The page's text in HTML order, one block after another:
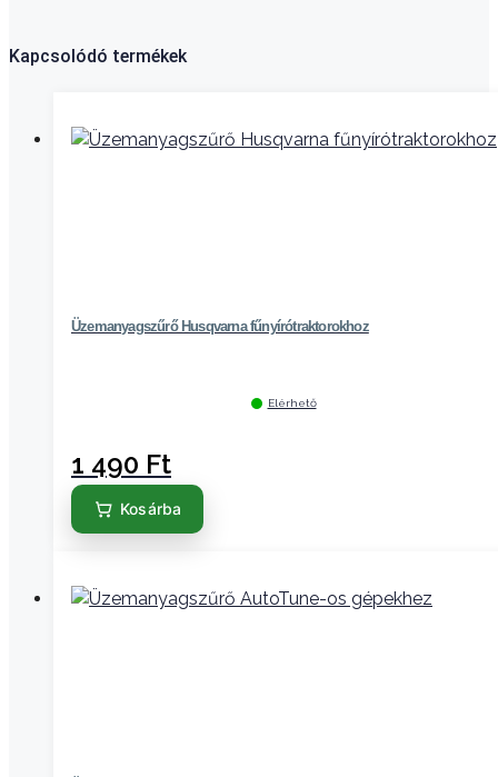
Kapcsolódó termékek
Üzemanyagszűrő Husqvarna fűnyírótraktorokhoz
Elérhető
1 490 Ft
Kosárba